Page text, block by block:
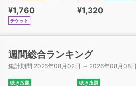
¥1,760
チケット
¥1,320
週間総合ランキング
集計期間 2026年08月02日 ～ 2026年08月08日
聴き放題 聴き放題